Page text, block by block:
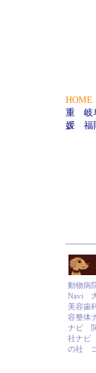
HOME
重
岐
媛
福
動物病
Navi
美容歯
容整体
ナビ
社ナビ
の社